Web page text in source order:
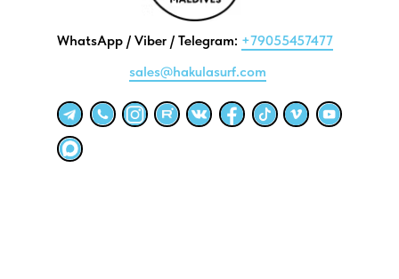
sales@hakulasurf.com
WhatsApp / Viber / Telegram: +79055457477